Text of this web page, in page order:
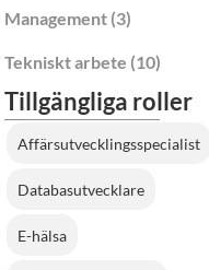
Management(3)
Tekniskt arbete (10)
Tillgängliga roller
Affärsutvecklingsspecialist
Databasutvecklare
E-hälsa